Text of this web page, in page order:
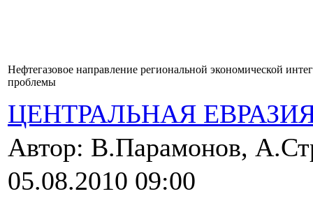
Нефтегазовое направление региональной экономической
проблемы
ЦЕНТРАЛЬНАЯ
Автор: В.Парамонов,
05.08.2010 09:00